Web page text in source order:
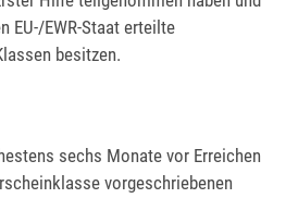
EU-/EWR-Staat erteilte
besitzen.
sechs Monate vor Erreichen
vorgeschriebenen